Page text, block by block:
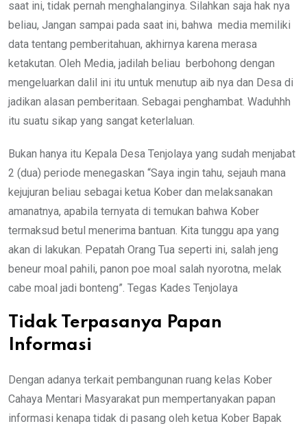
saat ini, tidak pernah menghalanginya. Silahkan saja hak nya
beliau, Jangan sampai pada saat ini, bahwa media memiliki
data tentang pemberitahuan, akhirnya karena merasa
ketakutan. Oleh Media, jadilah beliau berbohong dengan
mengeluarkan dalil ini itu untuk menutup aib nya dan Desa di
jadikan alasan pemberitaan. Sebagai penghambat. Waduhhh
itu suatu sikap yang sangat keterlaluan.
Bukan hanya itu Kepala Desa Tenjolaya yang sudah menjabat
2 (dua) periode menegaskan “Saya ingin tahu, sejauh mana
kejujuran beliau sebagai ketua Kober dan melaksanakan
amanatnya, apabila ternyata di temukan bahwa Kober
termaksud betul menerima bantuan. Kita tunggu apa yang
akan di lakukan. Pepatah Orang Tua seperti ini, salah jeng
beneur moal pahili, panon poe moal salah nyorotna, melak
cabe moal jadi bonteng”. Tegas Kades Tenjolaya
Tidak Terpasanya Papan
Informasi
Dengan adanya terkait pembangunan ruang kelas Kober
Cahaya Mentari Masyarakat pun mempertanyakan papan
informasi kenapa tidak di pasang oleh ketua Kober Bapak